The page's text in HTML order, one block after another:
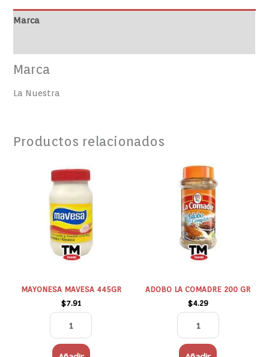
Marca
Marca
La Nuestra
Productos relacionados
MAYONESA MAVESA 445GR
$7.91
MAVESA
445GR
cantidad
ADOBO LA COMADRE 200 GR
$4.29
ADOBO
LA
COMADRE
200
GR
cantidad